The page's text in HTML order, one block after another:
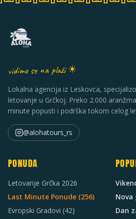
vidimo se na plaži ☀
Lokalna agencija iz Leskovca,
letovanje u Grčkoj. Preko 2.000
minute popusti i podrška tokom celog
@alohatours_rs
PONUDA
Letovanje Grčka 2026
Last Minute Ponude (256)
Evropski Gradovi (42)
Nova
Dan